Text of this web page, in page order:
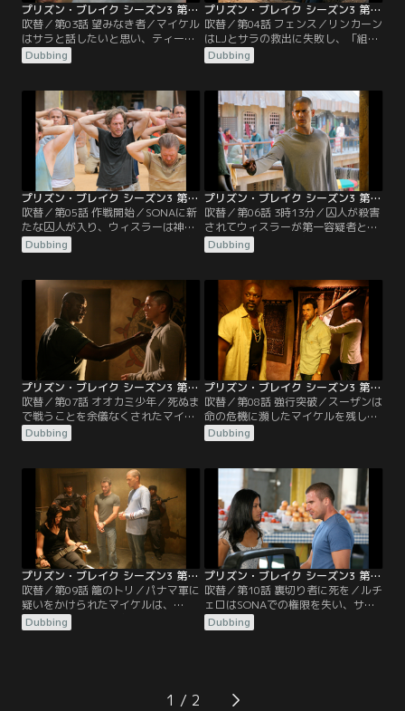
プリズン・ブレイク シーズン3 第03話／吹替
吹替／第03話 望みなき者／マイケル
はサラと話したいと思い、ティーバ
ッグの協力を得て、SONAに唯一あ
るルチェロの電話にたどり着く。リ
ィスラーはマイケルに潔白を証明
し、マホーンは汚い習慣に陥りそう
になる。ベリックは立ち直ろうとし
ながらも敵を作ってしまう。
Dubbing
プリズン・ブレイク シーズン3 第04話／吹替
吹替／第04話 フェンス／リンカーン
はLJとサラの救出に失敗し、「組
織」から恐ろしい警告を受ける。マ
イケルは目の覚めるような脱出計画
りつかれ、ベリックがルチェロと共
に窮地に陥る中、ティーバッグがは
い上がってくる。
Dubbing
プリズン・ブレイク シーズン3 第05話／吹替
吹替／第05話 作戦開始／SONAに新
たな囚人が入り、ウィスラーは神経
質になり、マイケルはある疑念を抱
く。リンカーンはソフィアと海への
定を早める。ティーバッグは運試し
に挑戦。スクレはSONAに物品を届
けようとする。
Dubbing
プリズン・ブレイク シーズン3 第06話／吹替
吹替／第06話 3時13分／囚人が殺害
されてウィスラーが第一容疑者とな
り、マイケルは彼の無実を証明しな
ければならなくなる。マイケルは、
求め、さもなければ脱出を中止する
と伝える。リンカーンとソフィア
は、警備員の毎朝の日課を監視。マ
ホーンは、SONAから脱出するため
の手掛かりを手に入れられるかもし
れない状況にあった。
Dubbing
プリズン・ブレイク シーズン3 第07話／吹替
吹替／第07話 オオカミ少年／死ぬま
で戦うことを余儀なくされたマイケ
ルとウィスラーは、徐々に忠誠心を
失っていき、ルチェロの力は損なわ
る人を救おうとし、スーザンの謎の
雇い主が明らかになる。
Dubbing
プリズン・ブレイク シーズン3 第08話／吹替
吹替／第08話 強行突破／スーザンは
命の危機に瀕したマイケルを残し、
自らの手で脱出を図る。ルチェロは
SONAの隠された秘密を明かし、ソ
す。マホーンの自由はウィスラーの
証言にかかっており、リンカーンと
スクレは「組織」に狙われる。
Dubbing
プリズン・ブレイク シーズン3 第09話／吹替
吹替／第09話 籠のトリ／パナマ軍に
疑いをかけられたマイケルは、
SONA式の懲罰房で拷問を受ける。
ベリックは人生を賭けた戦いを切り
Dubbing
プリズン・ブレイク シーズン3 第10話／吹替
吹替／第10話 裏切り者に死を／ルチ
ェロはSONAでの権限を失い、サミ
ーはマイケルの脱出計画を崩壊させ
る。ティーバッグはベリックに、最
する。
Dubbing
1